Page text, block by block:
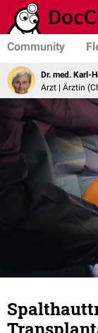
Community
Dr. med. Karl-
Arzt | Ärztin